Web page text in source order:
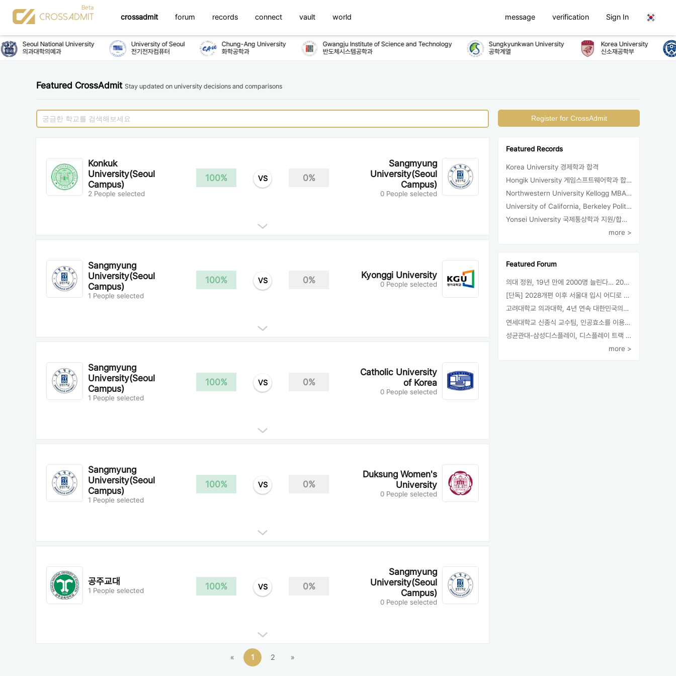
crossadmit forum records connect vault world message verification Sign In
Seoul National University
의과대학의예과
University of Seoul
전기전자컴퓨터
Chung-Ang University
화학공학과
Gwangju Institute of Science and Technology
반도체시스템공학과
Sungkyunkwan University
공학계열
Korea University
신소재공학부
Featured CrossAdmit Stay updated on university decisions and comparisons
Konkuk
University(Seoul
Campus)
2 People selected
100% VS 0%
Sangmyung
University(Seoul
Campus)
0 People selected
Sangmyung
University(Seoul
Campus)
1 People selected
100% VS 0% Kyonggi University
0 People selected
Sangmyung
University(Seoul
Campus)
1 People selected
100% VS 0%
Catholic University
of Korea
0 People selected
Sangmyung
University(Seoul
Campus)
1 People selected
100% VS 0%
Duksung Women's
University
0 People selected
공주교대
1 People selected 100% VS 0%
Sangmyung
University(Seoul
Campus)
0 People selected
« 1 2 »
Register for CrossAdmit
Featured Records
Korea University 경제학과 합격
Hongik University 게임스프트웨어학과 합격/등록
Northwestern University Kellogg MBA 합격
University of California, Berkeley Political Science 지원/합격/등록
Yonsei University 국제통상학과 지원/합격/등록
more >
Featured Forum
의대 정원, 19년 만에 2000명 늘린다… 2025년 입시부터 적용
[단독] 2028개편 이후 서울대 입시 어디로 갈까.. ‘정시40% 폐지 추진’
고려대학교 의과대학, 4년 연속 대한민국의학한림원 정회원 최다 배출 外
연세대학교 신종식 교수팀, 인공효소를 이용한 아민의 키랄전환 세계 최초로 성공
성균관대-삼성디스플레이, 디스플레이 트랙 운영 협약 체결
more >